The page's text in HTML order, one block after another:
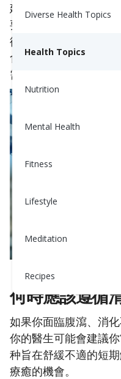
Diverse Health Topics
Health Topics
Nutrition
Mental Health
Fitness
Lifestyle
Meditation
Recipes
建議避免高纖維和高
要目標是讓你的消化
復過程。在本文中，
食，清淡飲食包含什
需要堅持多長時間。
何時應該遵循
如果你面臨腹瀉、消
你的醫生可能會建議
种旨在舒緩不適的短
療癒的機會。